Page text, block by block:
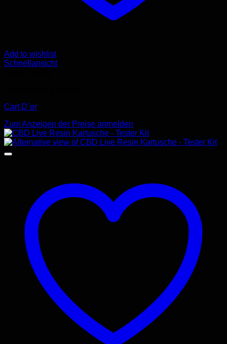
Add to wishlist
Schnellansicht
Cart D´or
Zum Anzeigen der Preise anmelden